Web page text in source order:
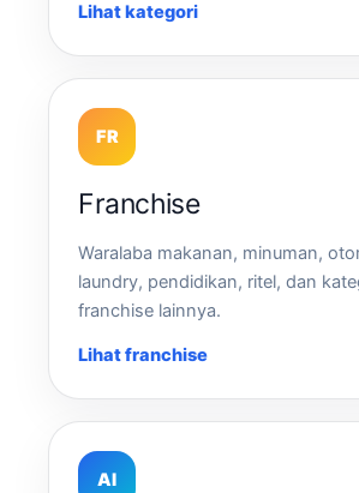
Lihat kategori
FR
Franchise
Waralaba makanan, minuman,
laundry, pendidikan, ritel, dan
franchise lainnya.
Lihat franchise
AI